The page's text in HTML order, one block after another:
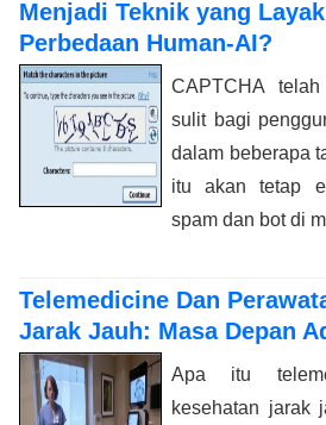
Menjadi Teknik yang
Perbedaan Human-AI?
CAPTCHA
sulit bagi
dalam beberapa
itu akan tetap
spam dan bot di
Telemedicine Dan
Jarak Jauh: Masa Depan
Apa itu
kesehatan jarak